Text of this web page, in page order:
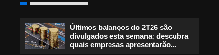
Últimos balanços do 2T26 são
divulgados esta semana; descubra
quais empresas apresentarão...